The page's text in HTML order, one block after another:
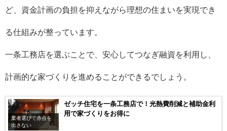
ど、資金計画の負担を抑えながら理想の住まいを実現でき
る仕組みが整っています。
一条工務店を選ぶことで、安心してつなぎ融資を利用し、
計画的な家づくりを進めることができるでしょう。
業者選びで赤点を
出さない
ゼッチ住宅を一条工務店で！光熱費削減と補助金利
用で家づくりをお得に